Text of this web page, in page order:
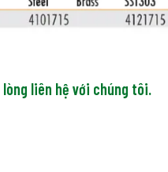
liên hệ với chúng tôi.